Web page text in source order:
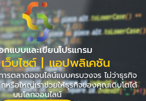
แบบและเขียนโปรแกรม
ว็บไซต์ | แอปพลิเคชัน
รตลาดออนไลน์แบบครบวงจร ไม่ว่าธุรกิจ
หรือใหญ่เราช่วยให้ธุรกิจของคุณเติบโตได้
บนโลกออนไลน์